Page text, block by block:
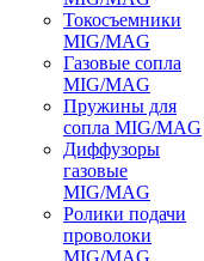
Токосъемники
MIG/MAG
Газовые сопла
MIG/MAG
Пружины для
сопла MIG/MAG
Диффузоры
газовые
MIG/MAG
Ролики подачи
проволоки
MIG/MAG